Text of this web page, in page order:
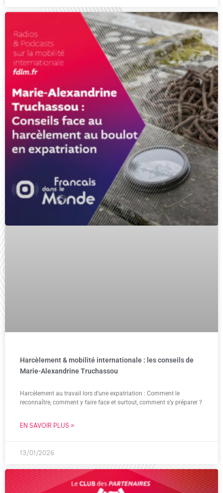
Harcèlement & mobilité internationale : les conseils de
Marie-Alexandrine Truchassou
Harcèlement au travail lors d’une expatriation : Comment le
reconnaître, comment y faire face et surtout, comment s’y préparer ?
EN SAVOIR PLUS »
13/01/2026